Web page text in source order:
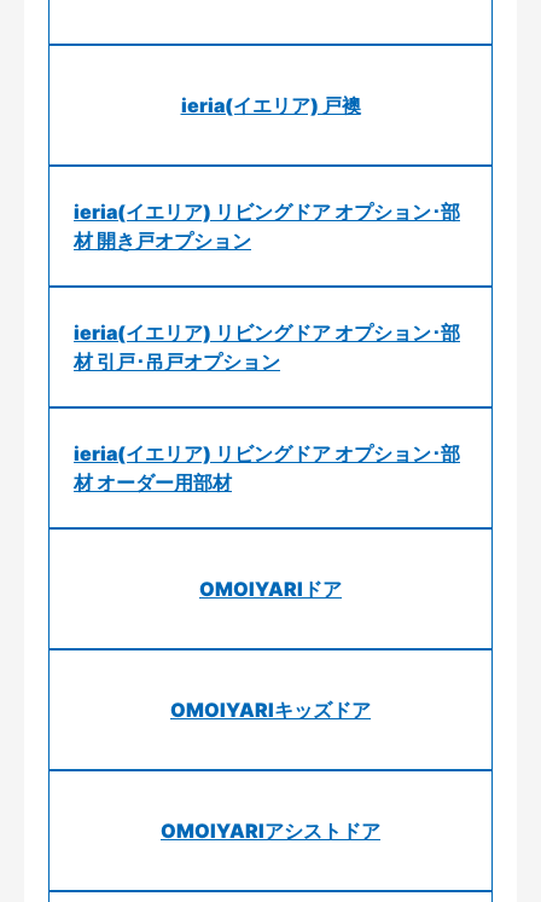
ieria(イエリア) 戸襖
ieria(イエリア) リビングドア オプション･部
材 開き戸オプション
ieria(イエリア) リビングドア オプション･部
材 引戸･吊戸オプション
ieria(イエリア) リビングドア オプション･部
材 オーダー用部材
OMOIYARIドア
OMOIYARIキッズドア
OMOIYARIアシストドア